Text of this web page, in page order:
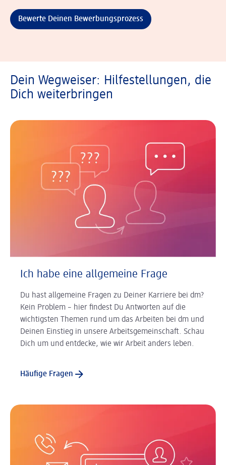
Bewerte Deinen Bewerbungsprozess
Dein Wegweiser: Hilfestellungen, die
Dich weiterbringen
Ich habe eine allgemeine Frage
Du hast allgemeine Fragen zu Deiner Karriere bei dm?
Kein Problem – hier findest Du Antworten auf die
wichtigsten Themen rund um das Arbeiten bei dm und
Deinen Einstieg in unsere Arbeitsgemeinschaft. Schau
Dich um und entdecke, wie wir Arbeit anders leben.
Häufige Fragen